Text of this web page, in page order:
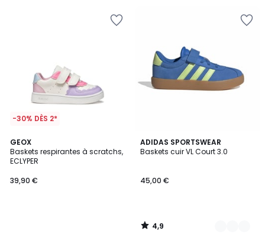
-30% DÈS 2*
GEOX
Baskets respirantes à scratchs,
ECLYPER
39,90 €
ADIDAS SPORTSWEAR
Baskets cuir VL Court 3.0
45,00 €
4,9
/ 5
4
Couleurs
4,9
/